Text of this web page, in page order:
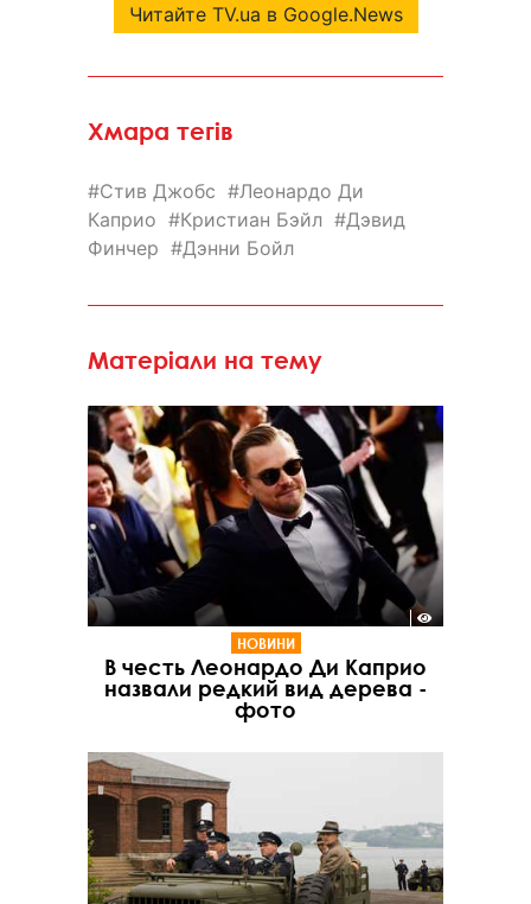
Читайте TV.ua в Google.News
Хмара тегів
Стив Джобс
Леонардо Ди
Каприо
Кристиан Бэйл
Дэвид
Финчер
Дэнни Бойл
Матеріали на тему
НОВИНИ
В честь Леонардо Ди Каприо
назвали редкий вид дерева -
фото